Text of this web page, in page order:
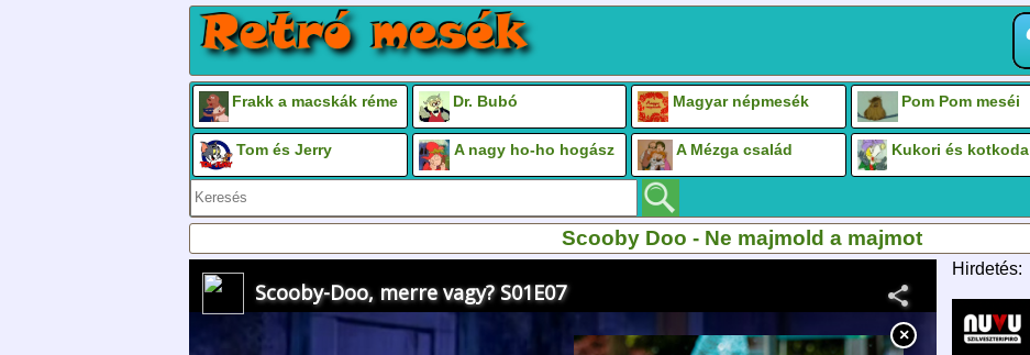
×
Frakk a macskák réme Dr. Bubó Magyar népmesék Pom Pom meséi
Tom és Jerry A nagy ho-ho hogász A Mézga család Kukori és kotkoda
Scooby Doo - Ne majmold a majmot
Hirdetés: